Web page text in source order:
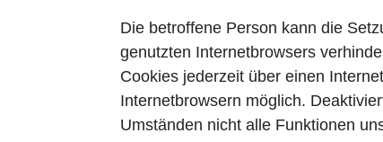
Die betroffene Person kann die
genutzten Internetbrowsers
Cookies jederzeit über einen
Internetbrowsern möglich.
Umständen nicht alle Funktionen